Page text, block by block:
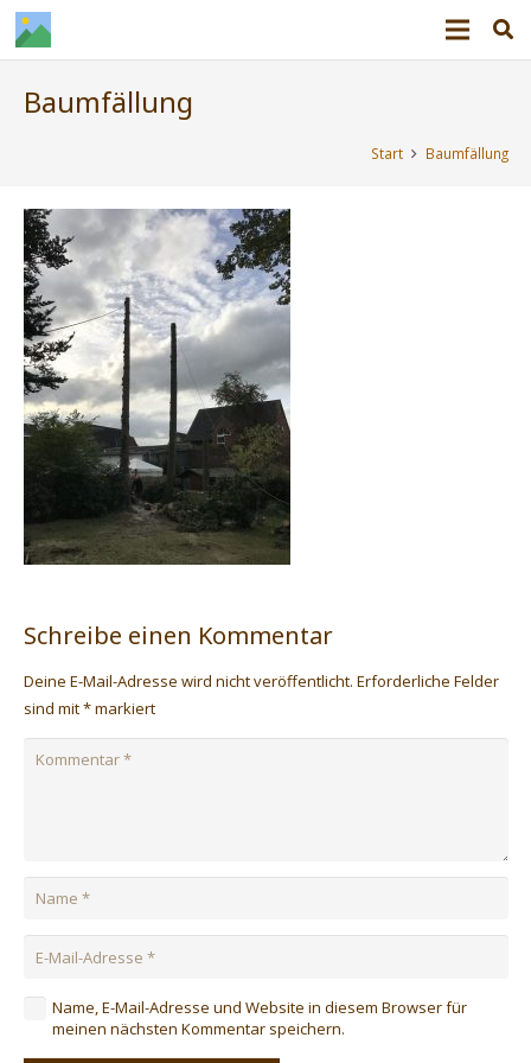
Baumfällung
Start Baumfällung
Schreibe einen Kommentar
Deine E-Mail-Adresse wird nicht veröffentlicht. Erforderliche Felder
sind mit*markiert
Name, E-Mail-Adresse und Website in diesem Browser für
meinen nächsten Kommentar speichern.